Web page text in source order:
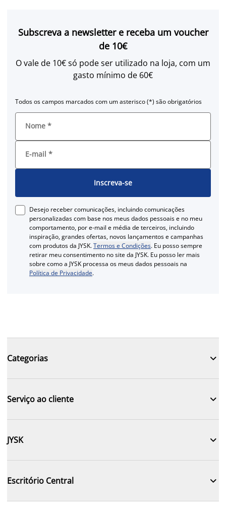
Subscreva a newsletter e receba um voucher
de 10€
O vale de 10€ só pode ser utilizado na loja, com um
gasto mínimo de 60€
Todos os campos marcados com um asterisco (*) são obrigatórios
Nome *
E-mail *
Inscreva-se
Desejo receber comunicações, incluindo comunicações
personalizadas com base nos meus dados pessoais e no meu
comportamento, por e-mail e média de terceiros, incluindo
inspiração, grandes ofertas, novos lançamentos e campanhas
com produtos da JYSK.Termos e Condições. Eu posso sempre
retirar meu consentimento no site da JYSK. Eu posso ler mais
sobre como a JYSK processa os meus dados pessoais na
Política de Privacidade.
Categorias 
Serviço ao cliente 
JYSK 
Escritório Central 